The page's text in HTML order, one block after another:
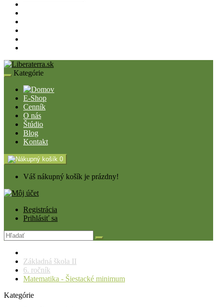
Kategórie
E-Shop
Cenník
O nás
Štúdio
Blog
Kontakt
0
Váš nákupný košík je prázdny!
Registrácia
Prihlásiť sa
Základná škola II
6. ročník
Matematika - Šiestacké minimum
Kategórie